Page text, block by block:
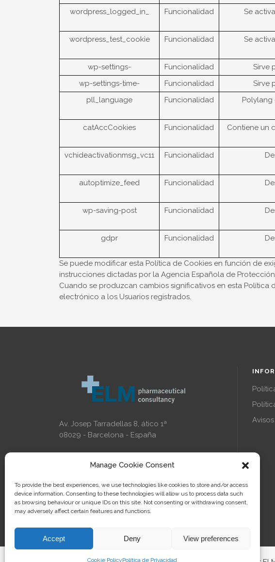
Manage Cookie Consent
To provide the best experiences, we use technologies like cookies to store and/or access
device information. Consenting to these technologies will allow us to process data such
as browsing behaviour or unique IDs on this site. Not consenting or withdrawing consent,
may adversely affect certain features and functions.
Accept Deny View preferences
Cookie PolicyPolítica de Privacidad
wordpress_logged_in_ Funcionalidad
Se
wordpress_test_cookie Funcionalidad
Se
wp-settings- Funcionalidad Sirve
wp-settings-time-
Funcionalidad Sirve
pll_language
Funcionalidad
Polylang
catAccCookies Funcionalidad
Contiene un
vchideactivationmsg_vc11 Funcionalidad
autoptimize_feed
Funcionalidad
wp-saving-post
Funcionalidad
gdpr
Funcionalidad
Se puede modificar esta Política de Cookies en función de
instrucciones dictadas por la Agencia Española de
Cuando se produzcan cambios significativos en esta Política
electrónico a los Usuarios registrados.
Av. Josep Tarradellas 8, ático 1ª
08029 - Barcelona - España